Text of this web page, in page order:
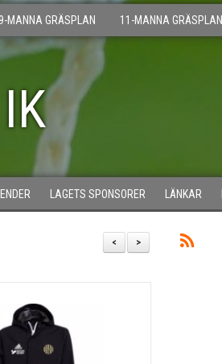
9-MANNA GRÄSPLAN 11-MANNA GRÄSPLAN
LAGETS SPONSORER LÄNKAR
>
<